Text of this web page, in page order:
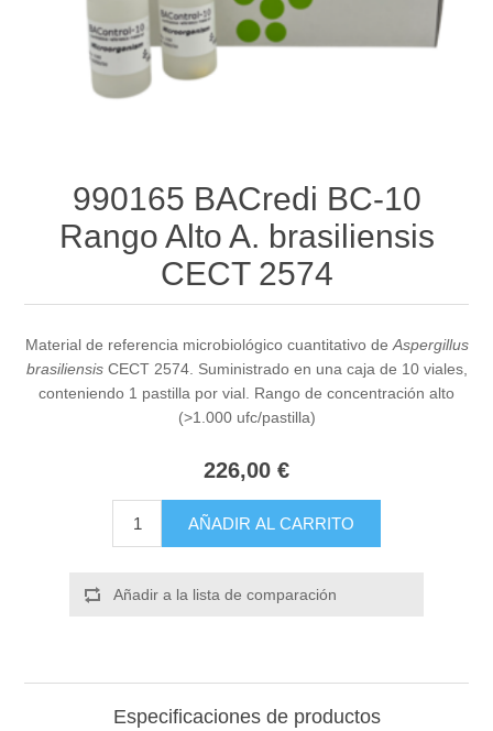
990165 BACredi BC-10
Rango Alto A. brasiliensis
CECT 2574
Material de referencia microbiológico cuantitativo de Aspergillus
brasiliensisCECT 2574. Suministrado en una caja de 10 viales,
conteniendo 1 pastilla por vial. Rango de concentración alto
(>1.000 ufc/pastilla)
226,00 €
AÑADIR AL CARRITO
Añadir a la lista de comparación
Especificaciones de productos